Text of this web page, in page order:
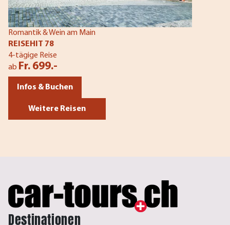
Romantik & Wein am Main
REISEHIT 78
4-tägige Reise
ab Fr. 699.-
Infos & Buchen
Weitere Reisen
Destinationen